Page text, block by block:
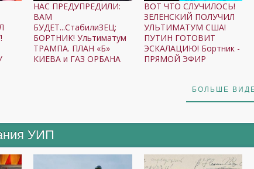
НАС ПРЕДУПРЕДИЛИ:
ВАМ
БУДЕТ...СтабилиЗЕЦ:
БОРТНИК! Ультиматум
ТРАМПА. ПЛАН «Б»
КИЕВА и ГАЗ ОРБАНА
ВОТ ЧТО СЛУЧИЛОСЬ!
ЗЕЛЕНСКИЙ ПОЛУЧИЛ
УЛЬТИМАТУМ США!
ПУТИН ГОТОВИТ
ЭСКАЛАЦИЮ! Бортник -
ПРЯМОЙ ЭФИР
БОЛЬШЕ
УИП